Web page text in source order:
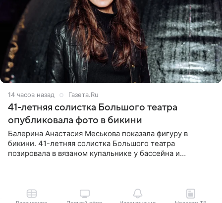
14 часов назад Газета.Ru
41-летняя солистка Большого театра
опубликовала фото в бикини
Балерина Анастасия Меськова показала фигуру в
бикини. 41-летняя солистка Большого театра
позировала в вязаном купальнике у бассейна и